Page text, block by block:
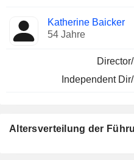
Katherine Baicker
54 Jahre
Independent
Altersverteilung der